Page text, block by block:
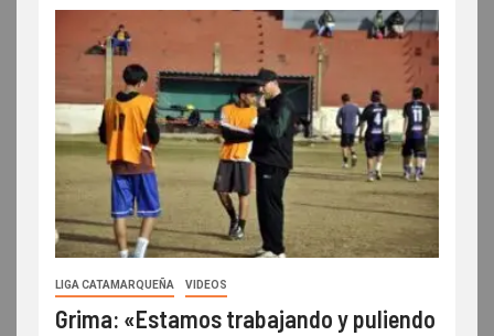
LIGA CATAMARQUEÑA VIDEOS
Grima: «Estamos trabajando y puliendo